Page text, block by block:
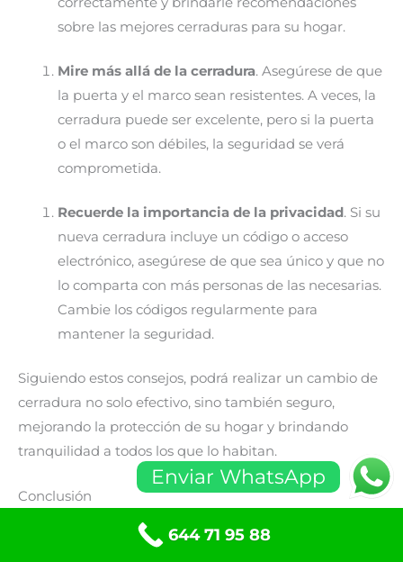
sobre las mejores cerraduras para su hogar.
Mire más allá de la cerradura. Asegúrese de que
la puerta y el marco sean resistentes. A veces, la
cerradura puede ser excelente, pero si la puerta
o el marco son débiles, la seguridad se verá
comprometida.
Recuerde la importancia de la privacidad. Si su
nueva cerradura incluye un código o acceso
electrónico, asegúrese de que sea único y que no
lo comparta con más personas de las necesarias.
Cambie los códigos regularmente para
mantener la seguridad.
Siguiendo estos consejos, podrá realizar un cambio de
cerradura no solo efectivo, sino también seguro,
mejorando la protección de su hogar y brindando
tranquilidad a todos los que lo habitan.
Conclusión
Cambiar una cerradura antigua por una moderna de
forma segura no solo es una cuestión de eficiencia,
Enviar WhatsApp
644 71 95 88